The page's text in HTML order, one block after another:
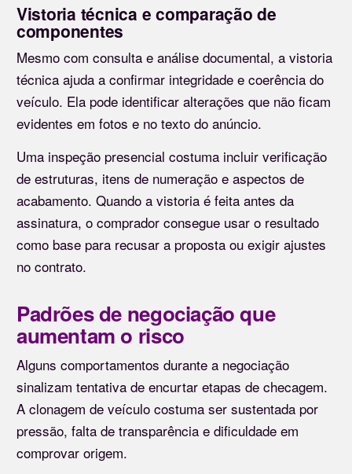
Vistoria técnica e comparação de
componentes
Mesmo com consulta e análise documental, a vistoria
técnica ajuda a confirmar integridade e coerência do
veículo. Ela pode identificar alterações que não ficam
evidentes em fotos e no texto do anúncio.
Uma inspeção presencial costuma incluir verificação
de estruturas, itens de numeração e aspectos de
acabamento. Quando a vistoria é feita antes da
assinatura, o comprador consegue usar o resultado
como base para recusar a proposta ou exigir ajustes
no contrato.
Padrões de negociação que
aumentam o risco
Alguns comportamentos durante a negociação
sinalizam tentativa de encurtar etapas de checagem.
A clonagem de veículo costuma ser sustentada por
pressão, falta de transparência e dificuldade em
comprovar origem.